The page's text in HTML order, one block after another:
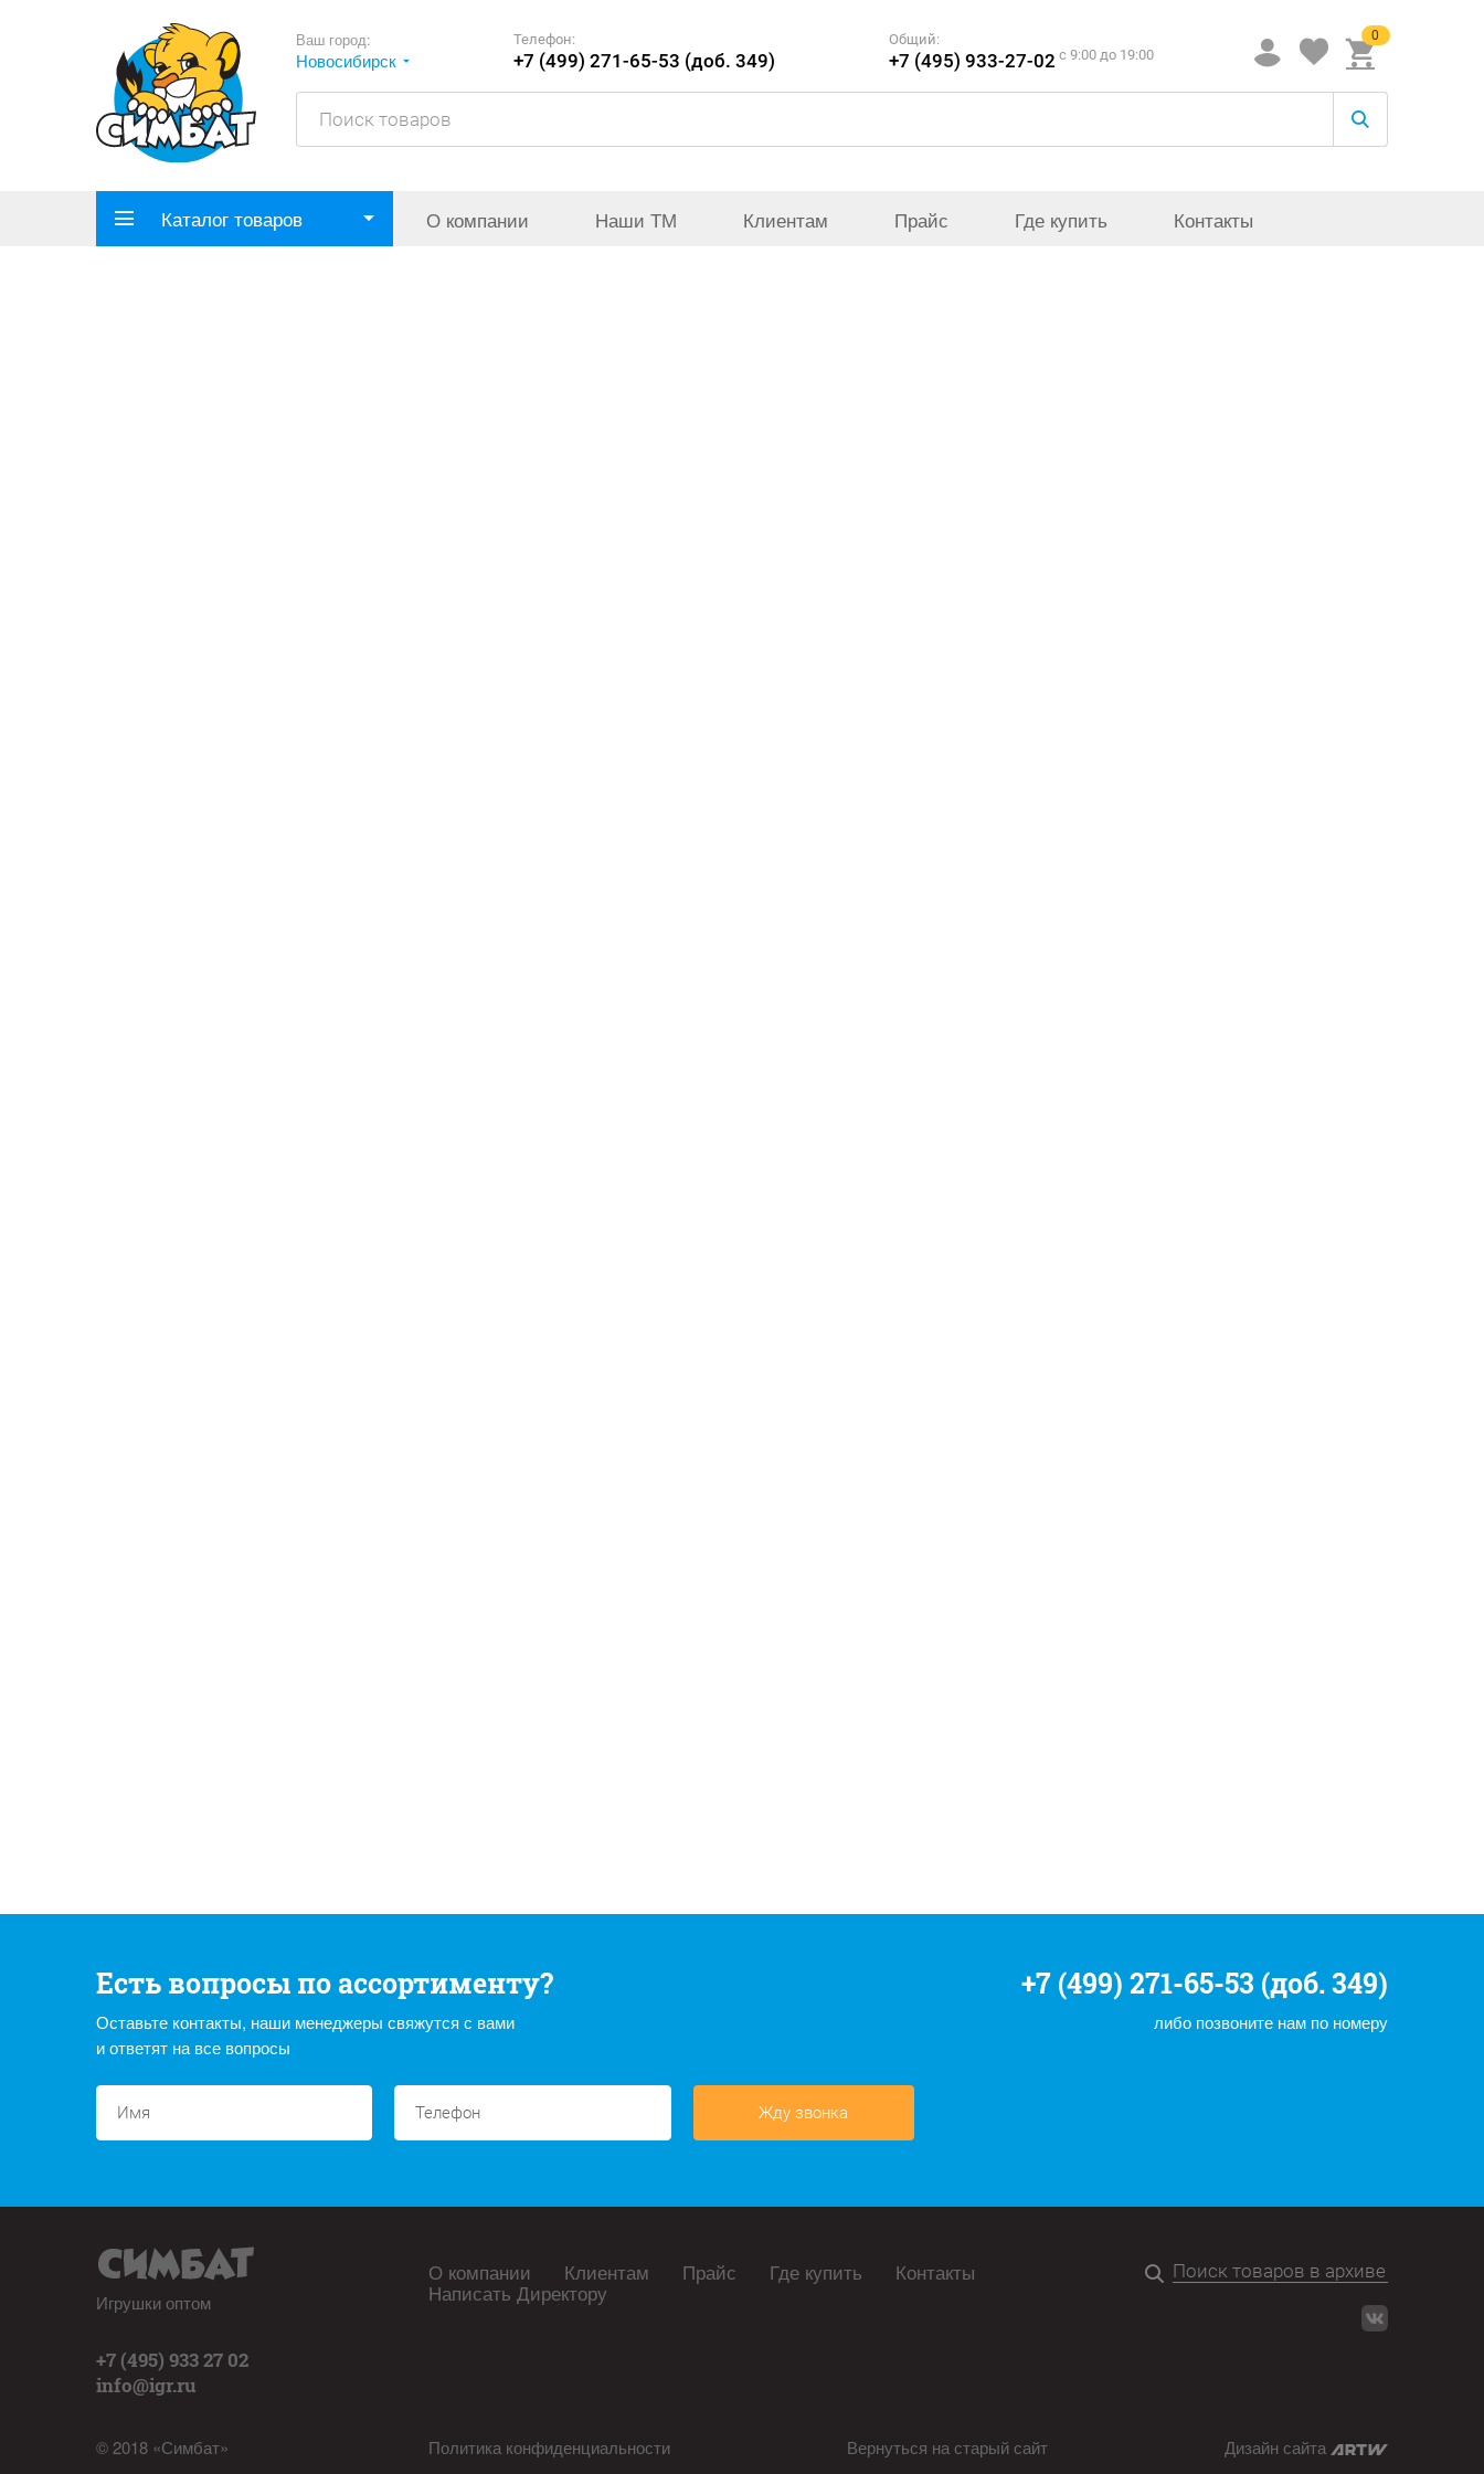
Ваш город:
Новосибирск
Телефон:
+7 (499) 271-65-53 (доб. 349)
Общий:
+7 (495) 933-27-02 c 9:00 до 19:00
0
Каталог товаров О компании Наши ТМ Клиентам Прайс Где купить Контакты
Есть вопросы по ассортименту?
Оставьте контакты, наши менеджеры свяжутся с вами
и ответят на все вопросы
+7 (499) 271-65-53 (доб. 349)
либо позвоните нам по номеру
Жду звонка
Игрушки оптом
+7 (495) 933 27 02
info@igr.ru
© 2018 «Симбат»
О компании Клиентам Прайс Где купить Контакты
Написать Директору
Политика конфиденциальности Вернуться на старый сайт Дизайн сайта